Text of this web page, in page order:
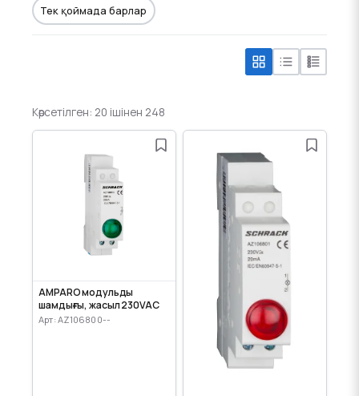
Тек қоймада барлар
Көрсетілген: 20 ішінен 248
AMPARO модульды
шамдығы, жасыл 230VAC
Арт: AZ106800--